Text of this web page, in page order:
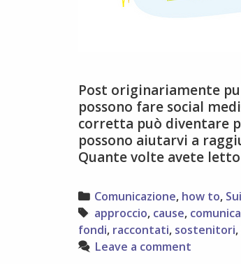
Post originariamente
possono fare social
corretta può diventare
possono aiutarvi a
Quante volte avete letto
Categories
Comunicazione, how to,
Tags
approccio, cause,
fondi, raccontati, sostenitori,
Leave a comment